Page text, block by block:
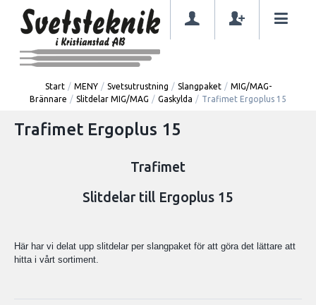
Start / MENY / Svetsutrustning / Slangpaket / MIG/MAG-
Brännare / Slitdelar MIG/MAG / Gaskylda / Trafimet Ergoplus 15
Trafimet Ergoplus 15
Trafimet
Slitdelar till Ergoplus 15
Här har vi delat upp slitdelar per slangpaket för att göra det lättare att
hitta i vårt sortiment.